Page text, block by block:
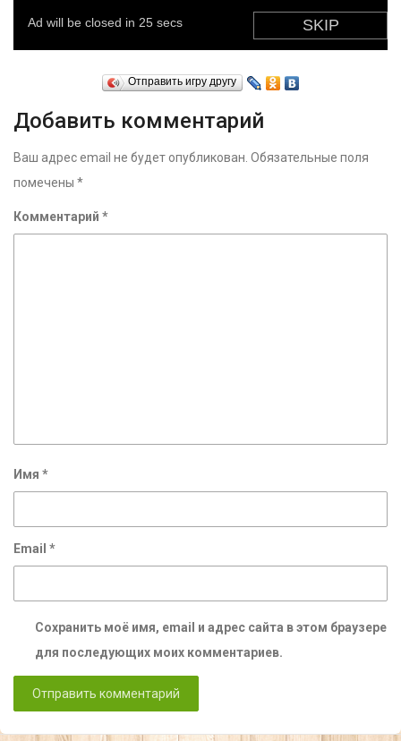
Отправить игру другу
Добавить комментарий
Ваш адрес email не будет опубликован. Обязательные поля
помечены *
Комментарий *
Имя *
Email *
Сохранить моё имя, email и адрес сайта в этом браузере
для последующих моих комментариев.